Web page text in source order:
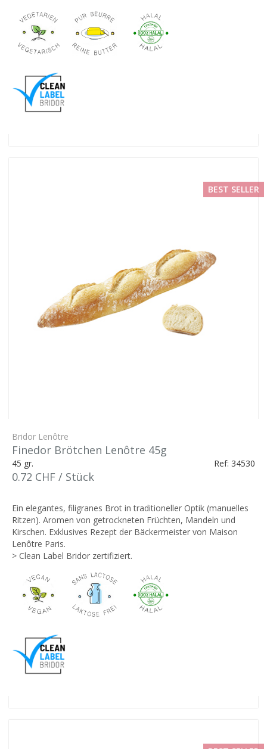
BEST SELLER
Bridor Lenôtre
Finedor Brötchen Lenôtre 45g
45 gr. Ref: 34530
0.72 CHF / Stück
Ein elegantes, filigranes Brot in traditioneller Optik (manuelles
Ritzen). Aromen von getrockneten Früchten, Mandeln und
Kirschen. Exklusives Rezept der Bäckermeister von Maison
Lenôtre Paris.
> Clean Label Bridor zertifiziert.